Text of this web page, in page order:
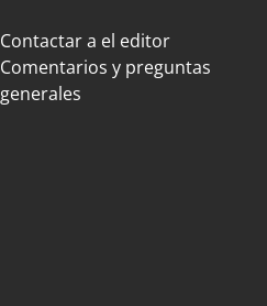
Contactar a el editor
Comentarios y preguntas
generales